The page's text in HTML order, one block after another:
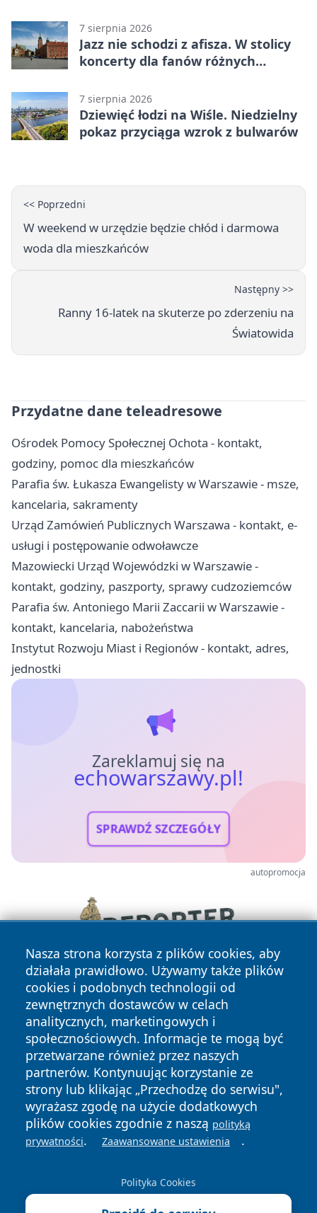
7 sierpnia 2026
Jazz nie schodzi z afisza. W stolicy
koncerty dla fanów różnych
7 sierpnia 2026
Dziewięć łodzi na Wiśle. Niedzielny
pokaz przyciąga wzrok z bulwarów
<< Poprzedni
W weekend w urzędzie będzie chłód i darmowa
woda dla mieszkańców
Następny >>
Ranny 16-latek na skuterze po zderzeniu na
Światowida
Przydatne dane teleadresowe
Ośrodek Pomocy Społecznej Ochota - kontakt,
godziny, pomoc dla mieszkańców
Parafia św. Łukasza Ewangelisty w Warszawie - msze,
kancelaria, sakramenty
Urząd Zamówień Publicznych Warszawa - kontakt, e-
usługi i postępowanie odwoławcze
Mazowiecki Urząd Wojewódzki w Warszawie -
kontakt, godziny, paszporty, sprawy cudzoziemców
Parafia św. Antoniego Marii Zaccarii w Warszawie -
kontakt, kancelaria, nabożeństwa
Instytut Rozwoju Miast i Regionów - kontakt, adres,
jednostki
Zareklamuj się na
echowarszawy.pl!
SPRAWDŹ SZCZEGÓŁY
autopromocja
Nasza strona korzysta z plików cookies, aby
działała prawidłowo. Używamy także plików
cookies i podobnych technologii od
zewnętrznych dostawców w celach
analitycznych, marketingowych i
społecznościowych. Informacje te mogą być
przetwarzane również przez naszych
partnerów. Kontynuując korzystanie ze
strony lub klikając „Przechodzę do serwisu",
wyrażasz zgodę na użycie dodatkowych
plików cookies zgodnie z naszą polityką
prywatności. Zaawansowane ustawienia .
Polityka Cookies
Copyright © 2026 echowarszawy.pl Wszystkie prawa
zastrzeżone.
News Autorzy
Polityka
Polityka